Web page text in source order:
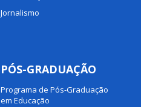
Jornalismo
PÓS-GRADUAÇÃO
Programa de Pós-Graduação
em Educação